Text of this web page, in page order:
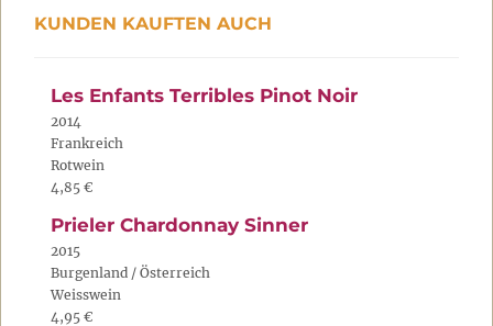
KUNDEN KAUFTEN AUCH
Les Enfants Terribles Pinot Noir
2014
Frankreich
Rotwein
4,85 €
Prieler Chardonnay Sinner
2015
Burgenland / Österreich
Weisswein
4,95 €